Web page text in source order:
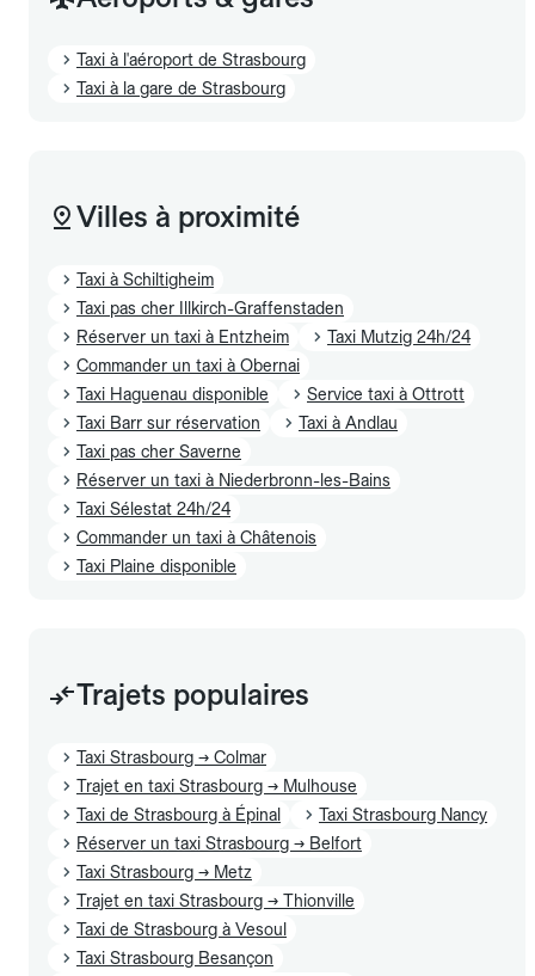
Taxi à l'aéroport de Strasbourg
Taxi à la gare de Strasbourg
Villes à proximité
Taxi à Schiltigheim
Taxi pas cher Illkirch-Graffenstaden
Réserver un taxi à Entzheim
Taxi Mutzig 24h/24
Commander un taxi à Obernai
Taxi Haguenau disponible
Service taxi à Ottrott
Taxi Barr sur réservation
Taxi à Andlau
Taxi pas cher Saverne
Réserver un taxi à Niederbronn-les-Bains
Taxi Sélestat 24h/24
Commander un taxi à Châtenois
Taxi Plaine disponible
Trajets populaires
Taxi Strasbourg → Colmar
Trajet en taxi Strasbourg → Mulhouse
Taxi de Strasbourg à Épinal
Taxi Strasbourg Nancy
Réserver un taxi Strasbourg → Belfort
Taxi Strasbourg → Metz
Trajet en taxi Strasbourg → Thionville
Taxi de Strasbourg à Vesoul
Taxi Strasbourg Besançon